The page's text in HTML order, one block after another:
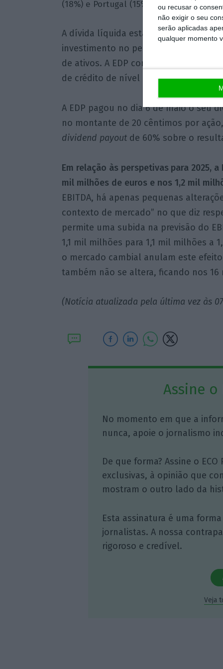
ou recusar o
não exigir o seu
serão aplicadas
qualquer momento
(18%) e Portugal (15%).
A dívida líquida está nos 16,1 mil
investimento no período e, mais uma
de ativos. A EDP continua com o seu
de crédito de nível ‘BBB’, lê-se no
A EDP pagou no dia 6 de maio o seu
no montante de 20 cêntimos por
dividend payoutde 60% sobre o
Em relação às perspetivas para 2025,
mil milhões de euros e nos 1,2 mil
EBITDA, há apenas pequenas
contexto de mercado” no que diz
permite uma subida na previsão do
1,1 mil milhões para 1,1 mil milhões a
o mercado cambial anulam este
também não se altera, ficando nos
(Notícia atualizada pela última vez às
Assine o
No momento em que a
nunca, apoie o jornalismo
De que forma? Assine o
exclusivas, à opinião que
mostram o outro lado da
Esta assinatura é uma
jornalistas. A nossa
rigoroso e credível.
Veja